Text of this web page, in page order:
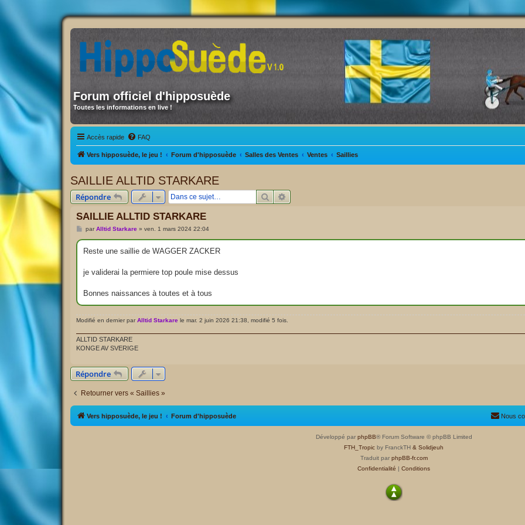
Forum officiel d'hipposuède
Toutes les informations en live !
Accès rapide FAQ
Vers hipposuède, le jeu ! Forum d'hipposuède Salles des Ventes Ventes Saillies
SAILLIE ALLTID STARKARE
Répondre Rechercher
SAILLIE ALLTID STARKARE
M
s
s
e
par Alltid Starkare» ven. 1 mars 2024 22:04
Reste une saillie de WAGGER ZACKER
je validerai la permiere top poule mise dessus
Bonnes naissances à toutes et à tous
Modifié en dernier par Alltid Starkare le mar. 2 juin 2026 21:38, modifié 5 fois.
ALLTID STARKARE
KONGE AV SVERIGE
Répondre
Retourner vers « Saillies »
Vers hipposuède, le jeu ! Forum d'hipposuède Nous
Développé par phpBB® Forum Software © phpBB Limited
FTH_Tropic by FranckTH & Solidjeuh
Traduit par phpBB-fr.com
Confidentialité | Conditions